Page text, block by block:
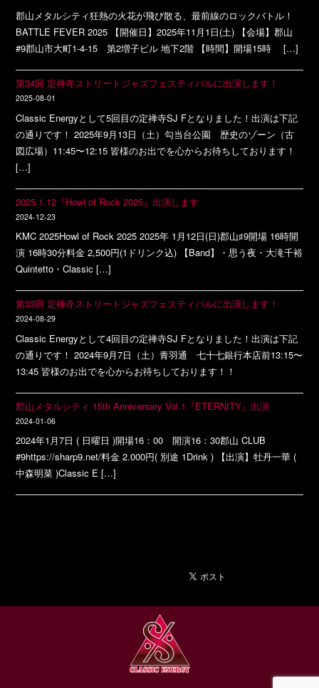
郡山メタルシティ狂熱の火花が飛び散る、最前線のロックバトル！
BATTLE FEVER 2025 【開催日】2025年11月1日(土) 【会場】郡山
#9郡山市大町1-4-15 第2増子ビル 地下2階 【時間】開場15時 […]
第34回 定禅寺ストリートジャズフェスティバルに出演します！
2025-08-01
Classic Energyとして5回目の定禅寺SJ Fとなりました！出演は下記
の通りです！ 2025年9月13日（土）勾当台公園 歴史のゾーン（古
図広場）11:45〜12:15 皆様のお出でを心からお待ちしております！
[…]
2025.1.12『Howl of Rock 2025』出演します
2024-12-23
KMC 2025Howl of Rock 2025 2025年 1月12日(日)郡山♯9開場 16時開
演 16時30分料金 2,500円(1ドリンク込) 【Band】・思う夜・大滝千裕
Quintetto・Classic […]
第33回 定禅寺ストリートジャズフェスティバルに出演します！
2024-08-29
Classic Energyとして4回目の定禅寺SJ Fとなりました！出演は下記
の通りです！ 2024年9月7日（土）青羽通 七十七銀行本店前13:15〜
13:45 皆様のお出でを心からお待ちしております！！
郡山メタルシティ 15th Anniversary Vol.1『ETERNITY』出演
2024-01-06
2024年1月7日 ( 日曜日 )開場16：00 開演16：30郡山 CLUB
#9https://sharp9.net/料金 2.000円( 別途 1Drink ) 【出演】牡丹一華 (
中森明菜 )Classic E […]